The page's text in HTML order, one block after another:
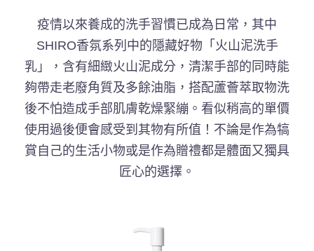
疫情以來養成的洗手習慣已成為日常，其中
SHIRO香氛系列中的隱藏好物「火山泥洗手
乳」，含有細緻火山泥成分，清潔手部的同時能
夠帶走老廢角質及多餘油脂，搭配蘆薈萃取物洗
後不怕造成手部肌膚乾燥緊繃。看似稍高的單價
使用過後便會感受到其物有所值！不論是作為犒
賞自己的生活小物或是作為贈禮都是體面又獨具
匠心的選擇。